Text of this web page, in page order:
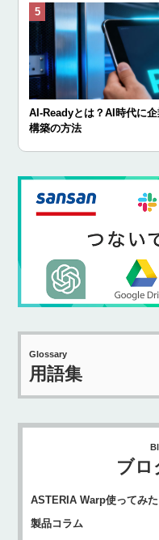
AI-Readyとは？AI時代に
構築の方法
Glossary
用語集
ブロ
ASTERIA Warp使ってみた
製品コラム